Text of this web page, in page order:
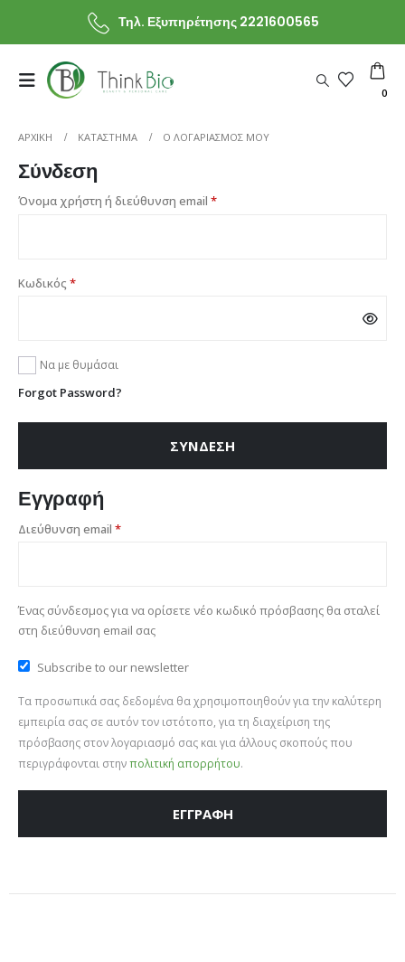
Τηλ. Εξυπηρέτησης 2221600565
0
ΑΡΧΙΚΗ ΚΑΤΆΣΤΗΜΑ Ο ΛΟΓΑΡΙΑΣΜΌΣ ΜΟΥ
Σύνδεση
Όνομα χρήστη ή διεύθυνση email *Απαιτείται
Κωδικός *Απαιτείται
Να με θυμάσαι
Forgot Password?
ΣΎΝΔΕΣΗ
Εγγραφή
Διεύθυνση email *Απαιτείται
Ένας σύνδεσμος για να ορίσετε νέο κωδικό πρόσβασης θα σταλεί
στη διεύθυνση email σας
Subscribe to our newsletter
Τα προσωπικά σας δεδομένα θα χρησιμοποιηθούν για την καλύτερη
εμπειρία σας σε αυτόν τον ιστότοπο, για τη διαχείριση της
πρόσβασης στον λογαριασμό σας και για άλλους σκοπούς που
περιγράφονται στηνπολιτική απορρήτου.
ΕΓΓΡΑΦΉ